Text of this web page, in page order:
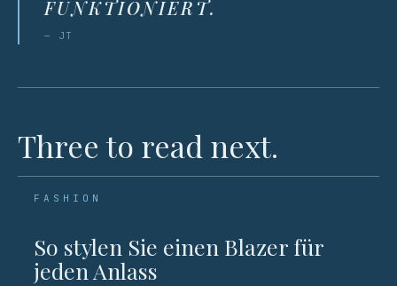
FUNKTIONIERT.
— JT
Three to read next.
FASHION
So stylen Sie einen Blazer für
jeden Anlass